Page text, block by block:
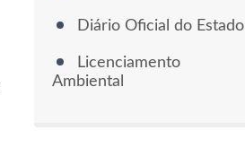
Diário Oficial do Estado
Licenciamento
Ambiental